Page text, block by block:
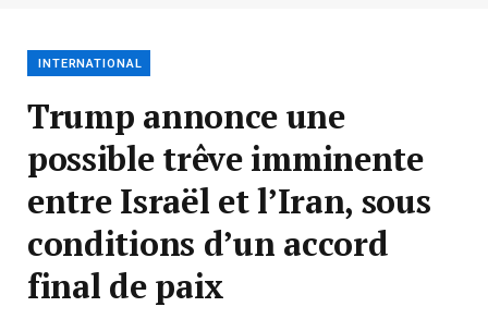
INTERNATIONAL
Trump annonce une
possible trêve imminente
entre Israël et l’Iran, sous
conditions d’un accord
final de paix